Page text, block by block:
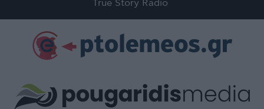
True Story Radio